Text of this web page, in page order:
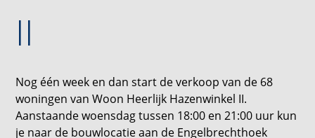
II
Nog één week en dan start de verkoop van de 68
woningen van Woon Heerlijk Hazenwinkel II.
Aanstaande woensdag tussen 18:00 en 21:00 uur kun
je naar de bouwlocatie aan de Engelbrechthoek